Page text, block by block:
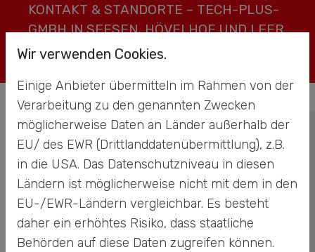
KONTAKT & STANDORTE – TECH-PLUS-
GMBH IN SEESEN, HÖVELHOF UND LEER
Standorte der TECH Unternehmensgruppe
TECH-PLUS GmbH
Hauptverwaltung
Braunschweiger Str.
15a
38723 Seesen
Tel. +49 (0) 5381
Wir verwenden Cookies.
Einige Anbieter übermitteln im Rahmen von der
Verarbeitung zu den genannten Zwecken
möglicherweise Daten an Länder außerhalb der
EU/ des EWR (Drittlanddatenübermittlung), z.B.
in die USA. Das Datenschutzniveau in diesen
Ländern ist möglicherweise nicht mit dem in den
EU-/EWR-Ländern vergleichbar. Es besteht
daher ein erhöhtes Risiko, dass staatliche
Behörden auf diese Daten zugreifen können.